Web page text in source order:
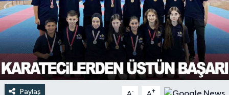
Paylaş - +
Yaşam